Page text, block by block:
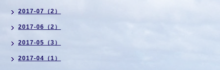
2017-07（2）
2017-06（2）
2017-05（3）
2017-04（1）